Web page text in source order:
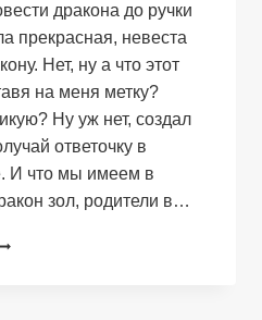
дракона до ручки
прекрасная, невеста
Нет, ну а что этот
на меня метку?
Ну уж нет, создал
ответочку в
И что мы имеем в
зол, родители в…